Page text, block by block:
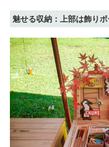
魅せる収納：上部は飾り